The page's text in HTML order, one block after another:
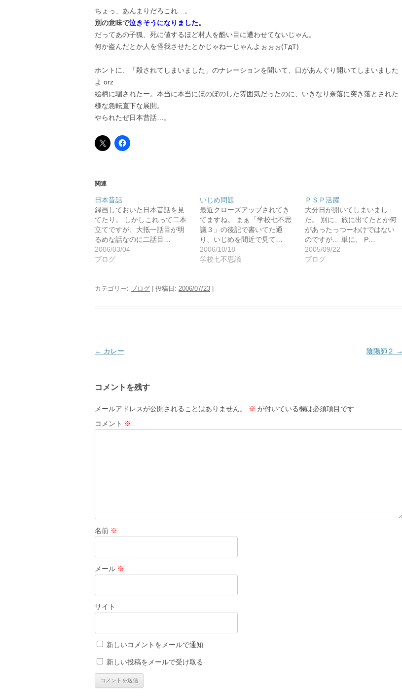
ちょっ、あんまりだろこれ…。
別の意味で泣きそうになりました。
だってあの子狐、死に値するほど村人を酷い目に遭わせてないじゃん。
何か盗んだとか人を怪我させたとかじゃねーじゃんよぉぉぉ(TдT)
ホントに、「殺されてしまいました」のナレーションを聞いて、口があんぐり開いてしまいました
よ orz
絵柄に騙されたー。本当に本当にほのぼのした雰囲気だったのに、いきなり奈落に突き落とされた
様な急転直下な展開。
やられたぜ日本昔話…。
関連
日本昔話
録画しておいた日本昔話を見
てたり。 しかしこれって二本
立てですが、大抵一話目が明
るめな話なのに二話目…
2006/03/04
ブログ
いじめ問題
最近クローズアップされてき
てますね。 まぁ「学校七不思
議３」の後記で書いてた通
り、いじめを間近で見て…
2006/10/18
学校七不思議
ＰＳＰ活躍
大分日が開いてしまいまし
た。 別に、旅に出てたとか何
があったっつーわけではない
のですが… 単に、 P…
2005/09/22
ブログ
カテゴリー: ブログ | 投稿日: 2006/07/23
投
ビ
ゲ
ー
← カレー 陰陽師２ →
コメントを残す
メールアドレスが公開されることはありません。 ※ が付いている欄は必須項目です
コメント ※
名前 ※
メール ※
サイト
新しいコメントをメールで通知
新しい投稿をメールで受け取る